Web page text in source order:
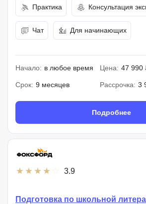
Практика Консультация
Чат Для начинающих
Начало: в любое время Цена: 47 990
Срок: 9 месяцев Рассрочка: 3
Подробнее
3.9
Подготовка по школьной